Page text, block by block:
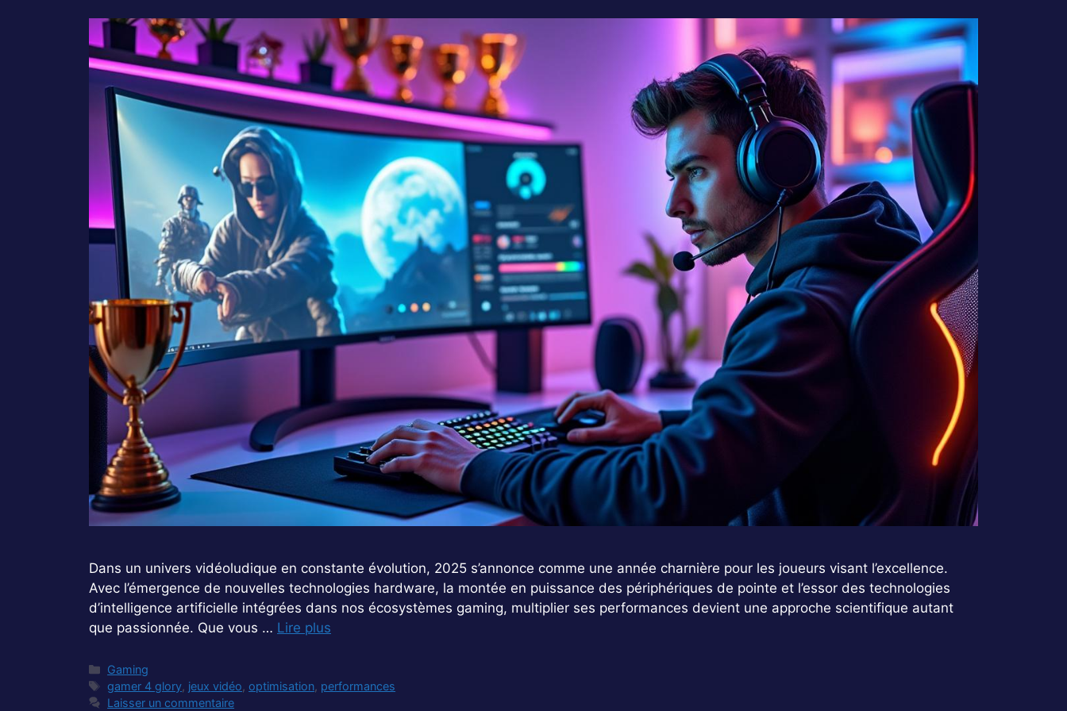
Dans un univers vidéoludique en constante évolution, 2025 s’annonce comme une année charnière pour les joueurs visant l’excellence.
Avec l’émergence de nouvelles technologies hardware, la montée en puissance des périphériques de pointe et l’essor des technologies
d’intelligence artificielle intégrées dans nos écosystèmes gaming, multiplier ses performances devient une approche scientifique autant
que passionnée. Que vous … Lire plus
Catégories
Gaming
Étiquettes
gamer 4 glory, jeux vidéo,optimisation, performances
Laisser un commentaire